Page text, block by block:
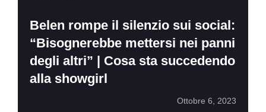
Belen rompe il silenzio sui social:
“Bisognerebbe mettersi nei panni
degli altri” | Cosa sta succedendo
alla showgirl
Ottobre 6, 2023